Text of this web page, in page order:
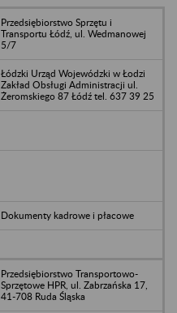
Przedsiębiorstwo Sprzętu i
Transportu Łódź, ul. Wedmanowej
5/7
Łódzki Urząd Wojewódzki w Łodzi
Zakład Obsługi Administracji ul.
Żeromskiego 87 Łódź tel. 637 39 25
Dokumenty kadrowe i płacowe
Przedsiębiorstwo Transportowo-
Sprzętowe HPR, ul. Zabrzańska 17,
41-708 Ruda Śląska